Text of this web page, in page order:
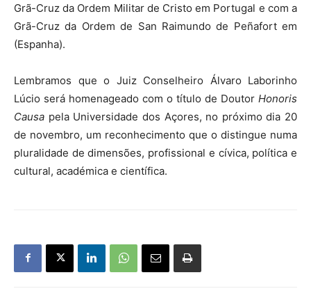
Grã-Cruz da Ordem Militar de Cristo em Portugal e com a
Grã-Cruz da Ordem de San Raimundo de Peñafort em
(Espanha).
Lembramos que o Juiz Conselheiro Álvaro Laborinho
Lúcio será homenageado com o título de Doutor Honoris
Causa pela Universidade dos Açores, no próximo dia 20
de novembro, um reconhecimento que o distingue numa
pluralidade de dimensões, profissional e cívica, política e
cultural, académica e científica.